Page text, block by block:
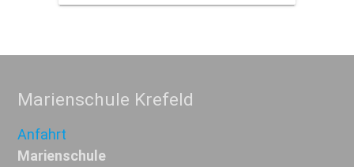
Marienschule Krefeld
Anfahrt
Marienschule